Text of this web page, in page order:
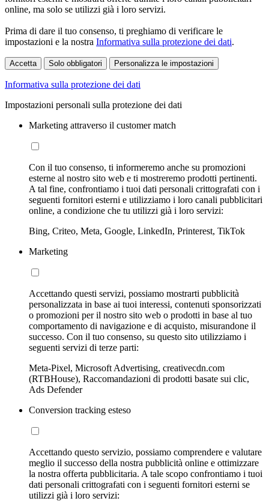
online, ma solo se utilizzi già i loro servizi.
Prima di dare il tuo consenso, ti preghiamo di verificare le
impostazioni e la nostra Informativa sulla protezione dei dati.
Accetta Solo obbligatori Personalizza le impostazioni
Informativa sulla protezione dei dati
Impostazioni personali sulla protezione dei dati
Marketing attraverso il customer match
Con il tuo consenso, ti informeremo anche su promozioni
esterne al nostro sito web e ti mostreremo prodotti pertinenti.
A tal fine, confrontiamo i tuoi dati personali crittografati con i
seguenti fornitori esterni e utilizziamo i loro canali pubblicitari
online, a condizione che tu utilizzi già i loro servizi:
Bing, Criteo, Meta, Google, LinkedIn, Printerest, TikTok
Marketing
Accettando questi servizi, possiamo mostrarti pubblicità
personalizzata in base ai tuoi interessi, contenuti sponsorizzati
o promozioni per il nostro sito web o prodotti in base al tuo
comportamento di navigazione e di acquisto, misurandone il
successo. Con il tuo consenso, su questo sito utilizziamo i
seguenti servizi di terze parti:
Meta-Pixel, Microsoft Advertising, creativecdn.com
(RTBHouse), Raccomandazioni di prodotti basate sui clic,
Ads Defender
Conversion tracking esteso
Accettando questo servizio, possiamo comprendere e valutare
meglio il successo della nostra pubblicità online e ottimizzare
la nostra offerta pubblicitaria. A tale scopo confrontiamo i tuoi
dati personali crittografati con i seguenti fornitori esterni se
utilizzi già i loro servizi: